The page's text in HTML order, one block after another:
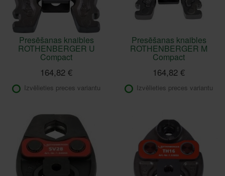
Presēšanas knaibles
ROTHENBERGER U
Compact
164,82 €
Izvēlieties preces variantu
Presēšanas knaibles
ROTHENBERGER M
Compact
164,82 €
Izvēlieties preces variantu